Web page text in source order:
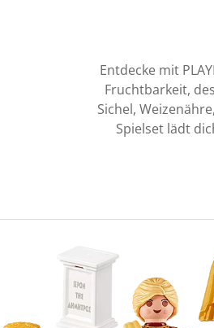
Entdecke mit
Fruchtbarkeit,
Sichel,
Spielset lädt